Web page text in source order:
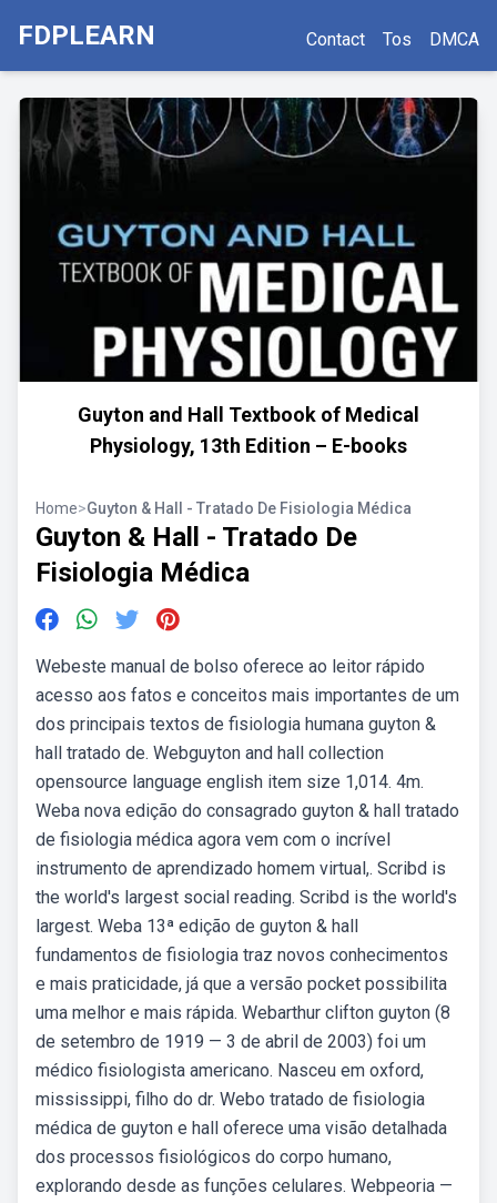
FDPLEARN Contact Tos DMCA
Guyton and Hall Textbook of Medical
Physiology, 13th Edition – E-books
Home>Guyton & Hall - Tratado De Fisiologia Médica
Guyton & Hall - Tratado De
Fisiologia Médica
Webeste manual de bolso oferece ao leitor rápido
acesso aos fatos e conceitos mais importantes de um
dos principais textos de fisiologia humana guyton &
hall tratado de. Webguyton and hall collection
opensource language english item size 1,014. 4m.
Weba nova edição do consagrado guyton & hall tratado
de fisiologia médica agora vem com o incrível
instrumento de aprendizado homem virtual,. Scribd is
the world's largest social reading. Scribd is the world's
largest. Weba 13ª edição de guyton & hall
fundamentos de fisiologia traz novos conhecimentos
e mais praticidade, já que a versão pocket possibilita
uma melhor e mais rápida. Webarthur clifton guyton (8
de setembro de 1919 — 3 de abril de 2003) foi um
médico fisiologista americano. Nasceu em oxford,
mississippi, filho do dr. Webo tratado de fisiologia
médica de guyton e hall oferece uma visão detalhada
dos processos fisiológicos do corpo humano,
explorando desde as funções celulares. Webpeoria —